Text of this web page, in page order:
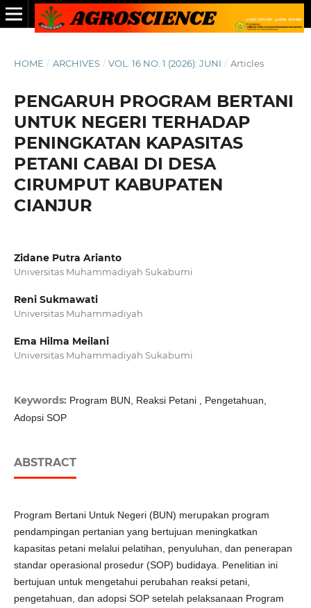
HOME / ARCHIVES / VOL. 16 NO. 1 (2026): JUNI / Articles
PENGARUH PROGRAM BERTANI
UNTUK NEGERI TERHADAP
PENINGKATAN KAPASITAS
PETANI CABAI DI DESA
CIRUMPUT KABUPATEN
CIANJUR
Zidane Putra Arianto
Universitas Muhammadiyah Sukabumi
Reni Sukmawati
Universitas Muhammadiyah
Ema Hilma Meilani
Universitas Muhammadiyah Sukabumi
Keywords: Program BUN, Reaksi Petani , Pengetahuan,
Adopsi SOP
ABSTRACT
Program Bertani Untuk Negeri (BUN) merupakan program
pendampingan pertanian yang bertujuan meningkatkan
kapasitas petani melalui pelatihan, penyuluhan, dan penerapan
standar operasional prosedur (SOP) budidaya. Penelitian ini
bertujuan untuk mengetahui perubahan reaksi petani,
pengetahuan, dan adopsi SOP setelah pelaksanaan Program